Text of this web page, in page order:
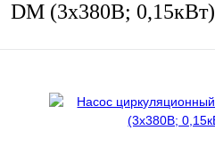
DM (3х380В; 0,15кВт)